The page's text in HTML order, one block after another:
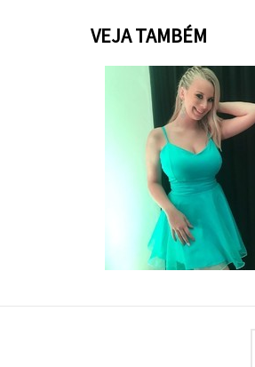
VEJA TAMBÉM